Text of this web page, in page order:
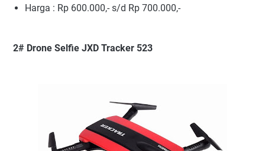
Harga : Rp 600.000,- s/d Rp 700.000,-
2# Drone Selfie JXD Tracker 523